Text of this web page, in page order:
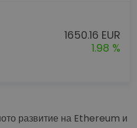
1650.16 EUR
1.98 %
развитие на Ethereum и